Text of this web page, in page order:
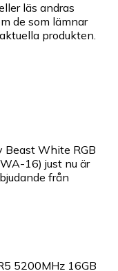
läs andras
de som lämnar
produkten.
Beast White RGB
16) just nu är
från
5200MHz 16GB